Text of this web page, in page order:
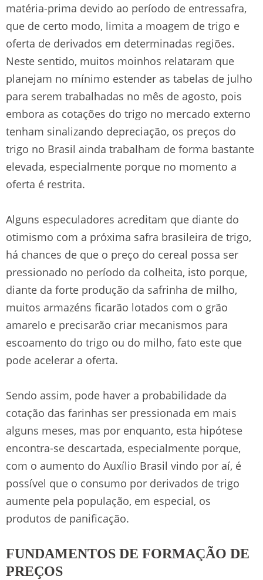
matéria-prima devido ao período de entressafra,
que de certo modo, limita a moagem de trigo e
oferta de derivados em determinadas regiões.
Neste sentido, muitos moinhos relataram que
planejam no mínimo estender as tabelas de julho
para serem trabalhadas no mês de agosto, pois
embora as cotações do trigo no mercado externo
tenham sinalizando depreciação, os preços do
trigo no Brasil ainda trabalham de forma bastante
elevada, especialmente porque no momento a
oferta é restrita.
Alguns especuladores acreditam que diante do
otimismo com a próxima safra brasileira de trigo,
há chances de que o preço do cereal possa ser
pressionado no período da colheita, isto porque,
diante da forte produção da safrinha de milho,
muitos armazéns ficarão lotados com o grão
amarelo e precisarão criar mecanismos para
escoamento do trigo ou do milho, fato este que
pode acelerar a oferta.
Sendo assim, pode haver a probabilidade da
cotação das farinhas ser pressionada em mais
alguns meses, mas por enquanto, esta hipótese
encontra-se descartada, especialmente porque,
com o aumento do Auxílio Brasil vindo por aí, é
possível que o consumo por derivados de trigo
aumente pela população, em especial, os
produtos de panificação.
FUNDAMENTOS DE FORMAÇÃO DE
PREÇOS